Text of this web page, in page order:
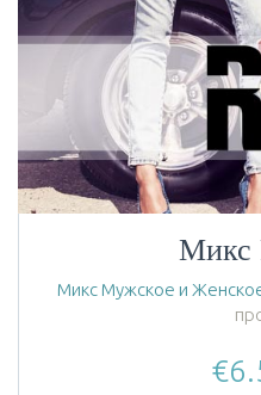
Микс
Микс Мужское и
€